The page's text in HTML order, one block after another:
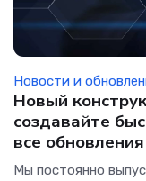
Новости и
Новый
создавайте
все обновления
Мы постоянно